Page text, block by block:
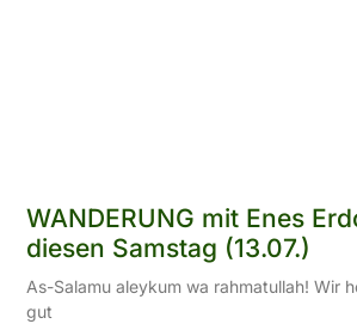
WANDERUNG mit Enes
diesen Samstag (13.07.)
As-Salamu aleykum wa rahmatullah! Wir
gut